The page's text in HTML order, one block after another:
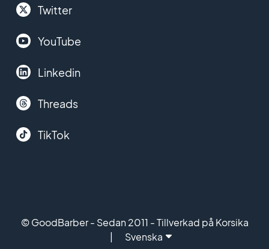
Twitter
YouTube
Linkedin
Threads
TikTok
© GoodBarber - Sedan 2011 - Tillverkad på Korsika
Svenska